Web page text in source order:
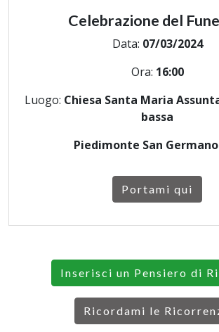
Celebrazione del
Data: 07/03/2024
Ora: 16:00
Luogo: Chiesa Santa Maria
bassa
Piedimonte San Germano
Portami qui
Inserisci un Pensiero di
Ricordami le